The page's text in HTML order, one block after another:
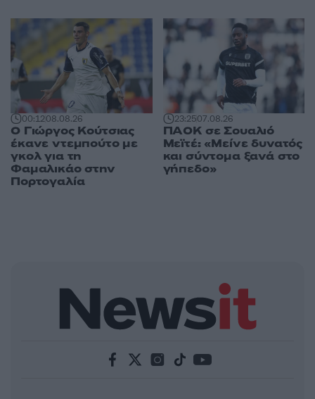
00:1208.08.26
Ο Γιώργος Κούτσιας
έκανε ντεμπούτο με
γκολ για τη
Φαμαλικάο στην
Πορτογαλία
23:2507.08.26
ΠΑΟΚ σε Σουαλιό
Μεϊτέ: «Μείνε δυνατός
και σύντομα ξανά στο
γήπεδο»